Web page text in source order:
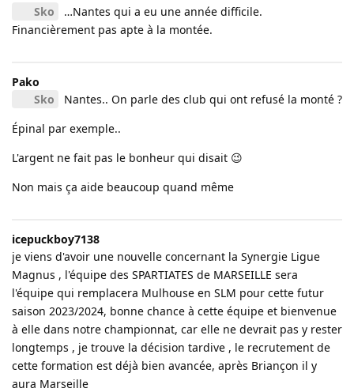
Sko
…Nantes qui a eu une année difficile.
Financièrement pas apte à la montée.
Pako
Sko
Nantes.. On parle des club qui ont refusé la monté ?
Épinal par exemple..
L'argent ne fait pas le bonheur qui disait 😉
Non mais ça aide beaucoup quand même
icepuckboy7138
je viens d'avoir une nouvelle concernant la Synergie Ligue
Magnus , l'équipe des SPARTIATES de MARSEILLE sera
l'équipe qui remplacera Mulhouse en SLM pour cette futur
saison 2023/2024, bonne chance à cette équipe et bienvenue
à elle dans notre championnat, car elle ne devrait pas y rester
longtemps , je trouve la décision tardive , le recrutement de
cette formation est déjà bien avancée, après Briançon il y
aura Marseille